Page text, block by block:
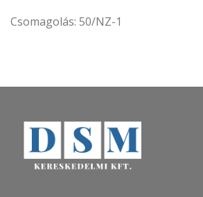
Csomagolás: 50/NZ-1